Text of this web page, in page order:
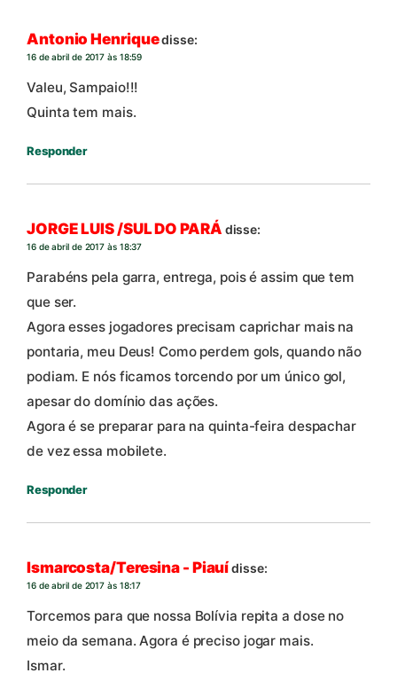
Antonio Henriquedisse:
16 de abril de 2017 às 18:59
Valeu, Sampaio!!!
Quinta tem mais.
Responder
JORGE LUIS /SUL DO PARÁ disse:
16 de abril de 2017 às 18:37
Parabéns pela garra, entrega, pois é assim que tem
que ser.
Agora esses jogadores precisam caprichar mais na
pontaria, meu Deus! Como perdem gols, quando não
podiam. E nós ficamos torcendo por um único gol,
apesar do domínio das ações.
Agora é se preparar para na quinta-feira despachar
de vez essa mobilete.
Responder
Ismarcosta/Teresina - Piauídisse:
16 de abril de 2017 às 18:17
Torcemos para que nossa Bolívia repita a dose no
meio da semana. Agora é preciso jogar mais.
Ismar.